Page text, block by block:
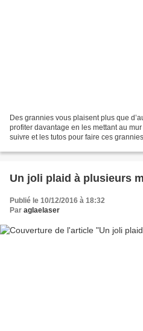
Des grannies vous plaisent plus que
profiter davantage en les mettant au
suivre et les tutos pour faire ces
Un joli plaid à plusieurs
Publié le 10/12/2016 à 18:32
Par aglaelaser